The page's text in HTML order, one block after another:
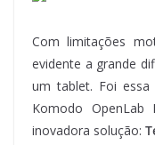
Com limitações
evidente a grande
um tablet. Foi
Komodo
inovadora solução: